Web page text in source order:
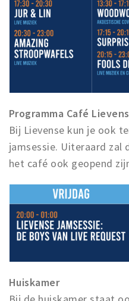
Programma Café
Bij Lievense kun je ook
jamsessie. Uiteraard zal
het café ook geopend
Huiskamer